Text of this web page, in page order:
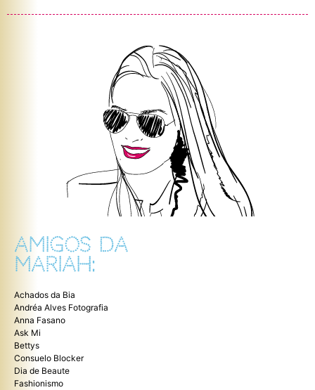
AMIGOS DA
MARIAH:
Achados da Bia
Andréa Alves Fotografia
Anna Fasano
Ask Mi
Bettys
Consuelo Blocker
Dia de Beaute
Fashionismo